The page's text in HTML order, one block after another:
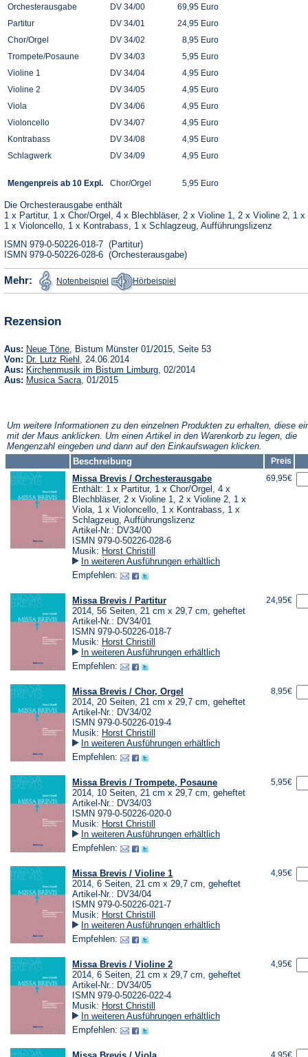
Orchesterausgabe
DV 34/00
69,95 Euro
Partitur
DV 34/01
24,95 Euro
Chor/Orgel
DV 34/02
8,95 Euro
Trompete/Posaune
DV 34/03
5,95 Euro
Violine 1
DV 34/04
4,95 Euro
Violine 2
DV 34/05
4,95 Euro
Viola
DV 34/06
4,95 Euro
Violoncello
DV 34/07
4,95 Euro
Kontrabass
DV 34/08
4,95 Euro
Schlagwerk
DV 34/09 4,95 Euro
Mengenpreis ab 10 Expl. Chor/Orgel 5,95 Euro
Die Orchesterausgabe enthält
1 x Partitur, 1 x Chor/Orgel, 4 x Blechbläser, 2 x Violine 1, 2 x Violine 2, 1 x
1 x Violoncello, 1 x Kontrabass, 1 x Schlagzeug, Aufführungslizenz
ISMN 979-0-50226-018-7 (Partitur)
ISMN 979-0-50226-028-6 (Orchesterausgabe)
Mehr: Notenbeispiel
(Öffnet
in
einem
Hörbeispiel in
einem
Rezension
Aus: Neue Töne(Öffnet
in
einem
neuen
Tab)
, Bistum Münster 01/2015, Seite 53
Von: Dr. Lutz Riehl
(Öffnet
in
einem
neuen
, 24.06.2014
Aus: Kirchenmusik im Bistum Limburg(Öffnet
, 02/2014
Aus: Musica Sacra(Öffnet
, 01/2015
Um weitere Informationen zu den einzelnen Produkten zu erhalten, diese
mit der Maus anklicken. Um einen Artikel in den Warenkorb zu legen, die
Mengenzahl eingeben und dann auf den Einkaufswagen klicken.
Beschreibung
Preis
Missa Brevis / Orchesterausgabe
Enthält: 1 x Partitur, 1 x Chor/Orgel, 4 x
Blechbläser, 2 x Violine 1, 2 x Violine 2, 1 x
Viola, 1 x Violoncello, 1 x Kontrabass, 1 x
Schlagzeug, Aufführungslizenz
Artikel-Nr.: DV34/00
ISMN 979-0-50226-028-6
Musik: Horst Christill
In weiteren Ausführungen erhältlich
Empfehlen:
69,95€
Missa Brevis / Partitur
2014, 56 Seiten, 21 cm x 29,7 cm, geheftet
Artikel-Nr.: DV34/01
ISMN 979-0-50226-018-7
Musik: Horst Christill
In weiteren Ausführungen erhältlich
Empfehlen:
24,95€
Missa Brevis / Chor, Orgel
2014, 20 Seiten, 21 cm x 29,7 cm, geheftet
Artikel-Nr.: DV34/02
ISMN 979-0-50226-019-4
Musik: Horst Christill
In weiteren Ausführungen erhältlich
Empfehlen:
8,95€
Missa Brevis / Trompete, Posaune
2014, 10 Seiten, 21 cm x 29,7 cm, geheftet
Artikel-Nr.: DV34/03
ISMN 979-0-50226-020-0
Musik: Horst Christill
In weiteren Ausführungen erhältlich
Empfehlen:
5,95€
Missa Brevis / Violine 1
2014, 6 Seiten, 21 cm x 29,7 cm, geheftet
Artikel-Nr.: DV34/04
ISMN 979-0-50226-021-7
Musik: Horst Christill
In weiteren Ausführungen erhältlich
Empfehlen:
4,95€
Missa Brevis / Violine 2
2014, 6 Seiten, 21 cm x 29,7 cm, geheftet
Artikel-Nr.: DV34/05
ISMN 979-0-50226-022-4
Musik: Horst Christill
In weiteren Ausführungen erhältlich
Empfehlen:
4,95€
4,95€